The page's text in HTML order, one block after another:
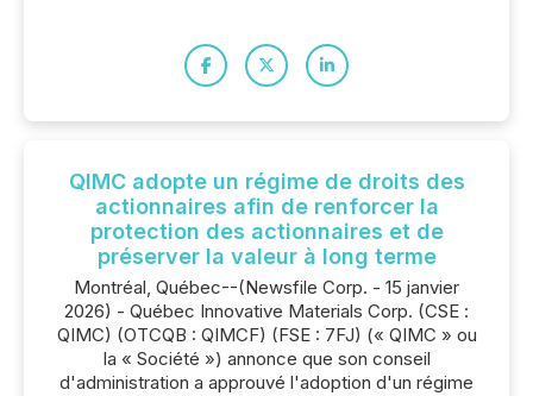
QIMC adopte un régime de droits des
actionnaires afin de renforcer la
protection des actionnaires et de
préserver la valeur à long terme
Montréal, Québec--(Newsfile Corp. - 15 janvier
2026) - Québec Innovative Materials Corp. (CSE :
QIMC) (OTCQB : QIMCF) (FSE : 7FJ) (« QIMC » ou
la « Société ») annonce que son conseil
d'administration a approuvé l'adoption d'un régime